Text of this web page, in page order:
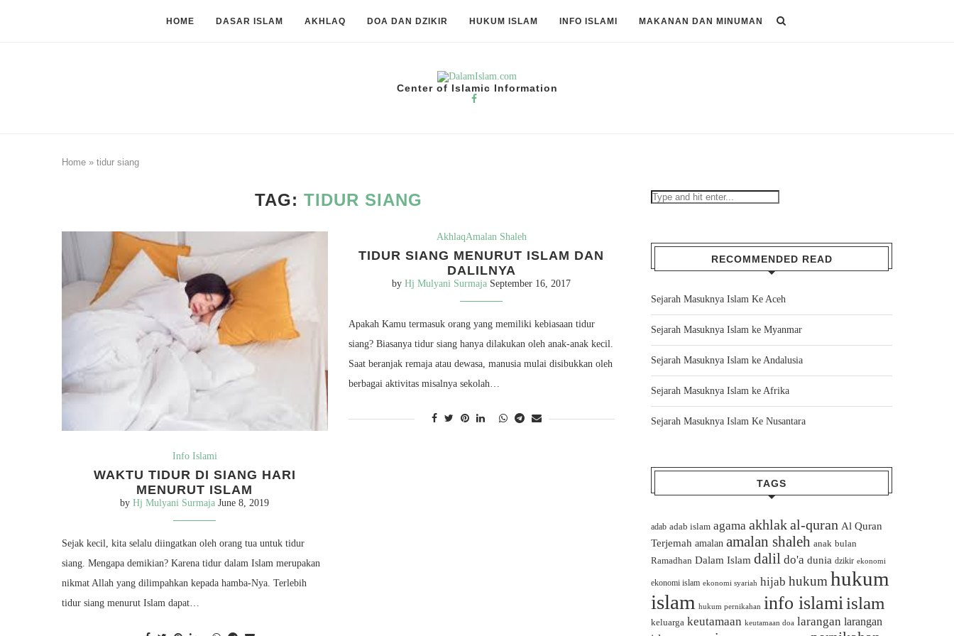
HOME DASAR ISLAM AKHLAQ DOA DAN DZIKIR HUKUM ISLAM INFO ISLAMI MAKANAN DAN MINUMAN
Center of Islamic Information
Home » tidur siang
TAG: TIDUR SIANG
Info Islami
WAKTU TIDUR DI SIANG HARI
MENURUT ISLAM
byHj Mulyani Surmaja June 8, 2019
Sejak kecil, kita selalu diingatkan oleh orang tua untuk tidur
siang. Mengapa demikian? Karena tidur dalam Islam merupakan
nikmat Allah yang dilimpahkan kepada hamba-Nya. Terlebih
tidur siang menurut Islam dapat…
AkhlaqAmalan Shaleh
TIDUR SIANG MENURUT ISLAM DAN
DALILNYA
byHj Mulyani Surmaja September 16, 2017
Apakah Kamu termasuk orang yang memiliki kebiasaan tidur
siang? Biasanya tidur siang hanya dilakukan oleh anak-anak kecil.
Saat beranjak remaja atau dewasa, manusia mulai disibukkan oleh
berbagai aktivitas misalnya sekolah…
RECOMMENDED READ
Sejarah Masuknya Islam Ke Aceh
Sejarah Masuknya Islam ke Myanmar
Sejarah Masuknya Islam ke Andalusia
Sejarah Masuknya Islam ke Afrika
Sejarah Masuknya Islam Ke Nusantara
TAGS
adab adab islam agama akhlakal-quran Al Quran
Terjemah amalan amalan shaleh anak bulan
Ramadhan Dalam Islam dalil do'a dunia dzikir ekonomi
ekonomi islam ekonomi syariah hijab hukum hukum
islam hukum pernikahan info islamiislam
keluarga keutamaan keutamaan doa larangan larangan